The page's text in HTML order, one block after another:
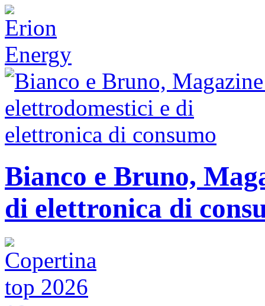
Bianco e Bruno,
di elettronica di